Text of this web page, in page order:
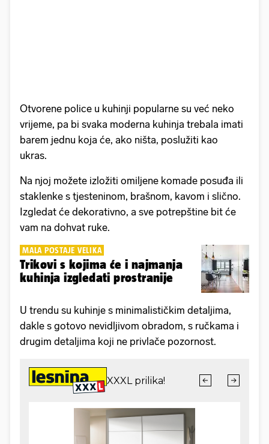
Otvorene police u kuhinji popularne su već neko
vrijeme, pa bi svaka moderna kuhinja trebala imati
barem jednu koja će, ako ništa, poslužiti kao
ukras.
Na njoj možete izložiti omiljene komade posuđa ili
staklenke s tjesteninom, brašnom, kavom i slično.
Izgledat će dekorativno, a sve potrepštine bit će
vam na dohvat ruke.
MALA POSTAJE VELIKA
Trikovi s kojima će i najmanja
kuhinja izgledati prostranije
U trendu su kuhinje s minimalističkim detaljima,
dakle s gotovo nevidljivom obradom, s ručkama i
drugim detaljima koji ne privlače pozornost.